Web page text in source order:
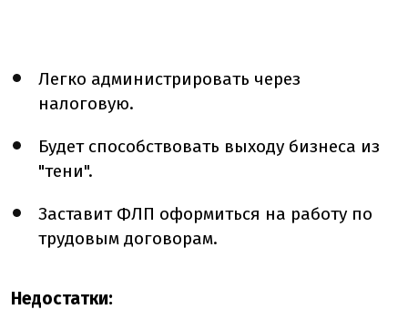
Легко администрировать через
налоговую.
Будет способствовать выходу бизнеса из
"тени".
Заставит ФЛП оформиться на работу по
трудовым договорам.
Недостатки: